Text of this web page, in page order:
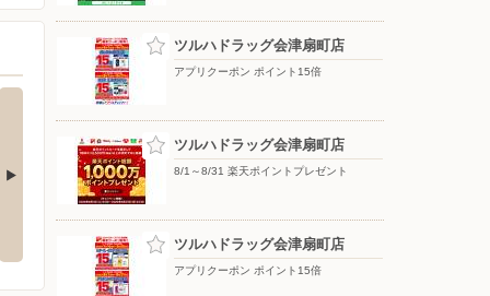
ポン配信
クスリのアオキ アプリ会員募集
中
ツルハドラッグ会津扇町店
アプリクーポン ポイント15倍
ツルハドラッグ会津扇町店
8/1～8/31 楽天ポイントプレゼント
ツルハドラッグ会津扇町店
アプリクーポン ポイント15倍